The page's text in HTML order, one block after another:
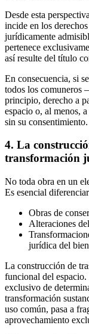
Desde esta
incide en los
jurídicamente
pertenece
así resulte del título
En consecuencia, si
todos los comuneros
principio, derecho a
espacio o, al menos,
sin su consentimiento.
4. La
transformación
No toda obra en un
Es esencial
Obras de
Alteraciones
jurídica del
La construcción de
funcional del espacio.
exclusivo de
transformación
uso común, pasa a
aprovechamiento